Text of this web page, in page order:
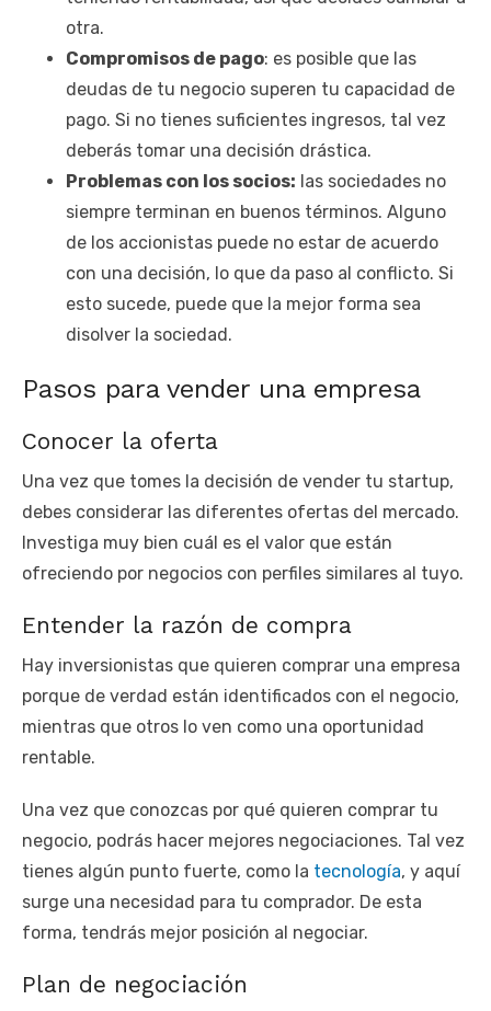
otra.
Compromisos de pago: es posible que las
deudas de tu negocio superen tu capacidad de
pago. Si no tienes suficientes ingresos, tal vez
deberás tomar una decisión drástica.
Problemas con los socios: las sociedades no
siempre terminan en buenos términos. Alguno
de los accionistas puede no estar de acuerdo
con una decisión, lo que da paso al conflicto. Si
esto sucede, puede que la mejor forma sea
disolver la sociedad.
Pasos para vender una empresa
Conocer la oferta
Una vez que tomes la decisión de vender tu startup,
debes considerar las diferentes ofertas del mercado.
Investiga muy bien cuál es el valor que están
ofreciendo por negocios con perfiles similares al tuyo.
Entender la razón de compra
Hay inversionistas que quieren comprar una empresa
porque de verdad están identificados con el negocio,
mientras que otros lo ven como una oportunidad
rentable.
Una vez que conozcas por qué quieren comprar tu
negocio, podrás hacer mejores negociaciones. Tal vez
tienes algún punto fuerte, como la tecnología, y aquí
surge una necesidad para tu comprador. De esta
forma, tendrás mejor posición al negociar.
Plan de negociación